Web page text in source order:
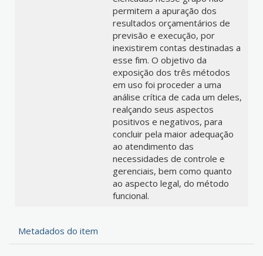
permitem a apuração dos
resultados orçamentários de
previsão e execução, por
inexistirem contas destinadas a
esse fim. O objetivo da
exposição dos três métodos
em uso foi proceder a uma
análise crítica de cada um deles,
realçando seus aspectos
positivos e negativos, para
concluir pela maior adequação
ao atendimento das
necessidades de controle e
gerenciais, bem como quanto
ao aspecto legal, do método
funcional.
Metadados do item